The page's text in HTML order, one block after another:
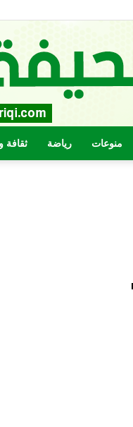
ثقافة رياضة منوعات